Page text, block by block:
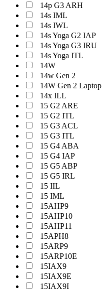
14p G3 ARH
14s IML
14s IWL
14s Yoga G2 IAP
14s Yoga G3 IRU
14s Yoga ITL
14W
14w Gen 2
14W Gen 2 Laptop
14x ILL
15 G2 ARE
15 G2 ITL
15 G3 ACL
15 G3 ITL
15 G4 ABA
15 G4 IAP
15 G5 ABP
15 G5 IRL
15 IIL
15 IML
15AHP9
15AHP10
15AHP11
15APH8
15ARP9
15ARP10E
15IAX9
15IAX9E
15IAX9I